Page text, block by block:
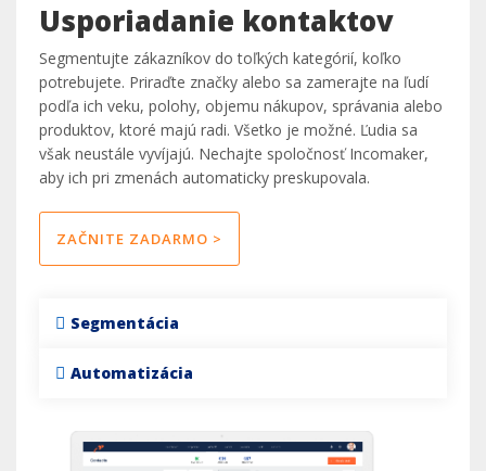
Usporiadanie kontaktov
Segmentujte zákazníkov do toľkých kategórií, koľko
potrebujete. Priraďte značky alebo sa zamerajte na ľudí
podľa ich veku, polohy, objemu nákupov, správania alebo
produktov, ktoré majú radi. Všetko je možné. Ľudia sa
však neustále vyvíjajú. Nechajte spoločnosť Incomaker,
aby ich pri zmenách automaticky preskupovala.
ZAČNITE ZADARMO >
Segmentácia
Automatizácia